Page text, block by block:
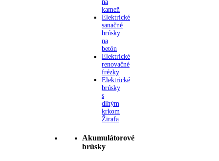
na
kameň
Elektrické
sanačné
brúsky
na
betón
Elektrické
renovačné
frézky
Elektrické
brúsky
s
dlhým
krkom
Žirafa
Akumulátorové
brúsky